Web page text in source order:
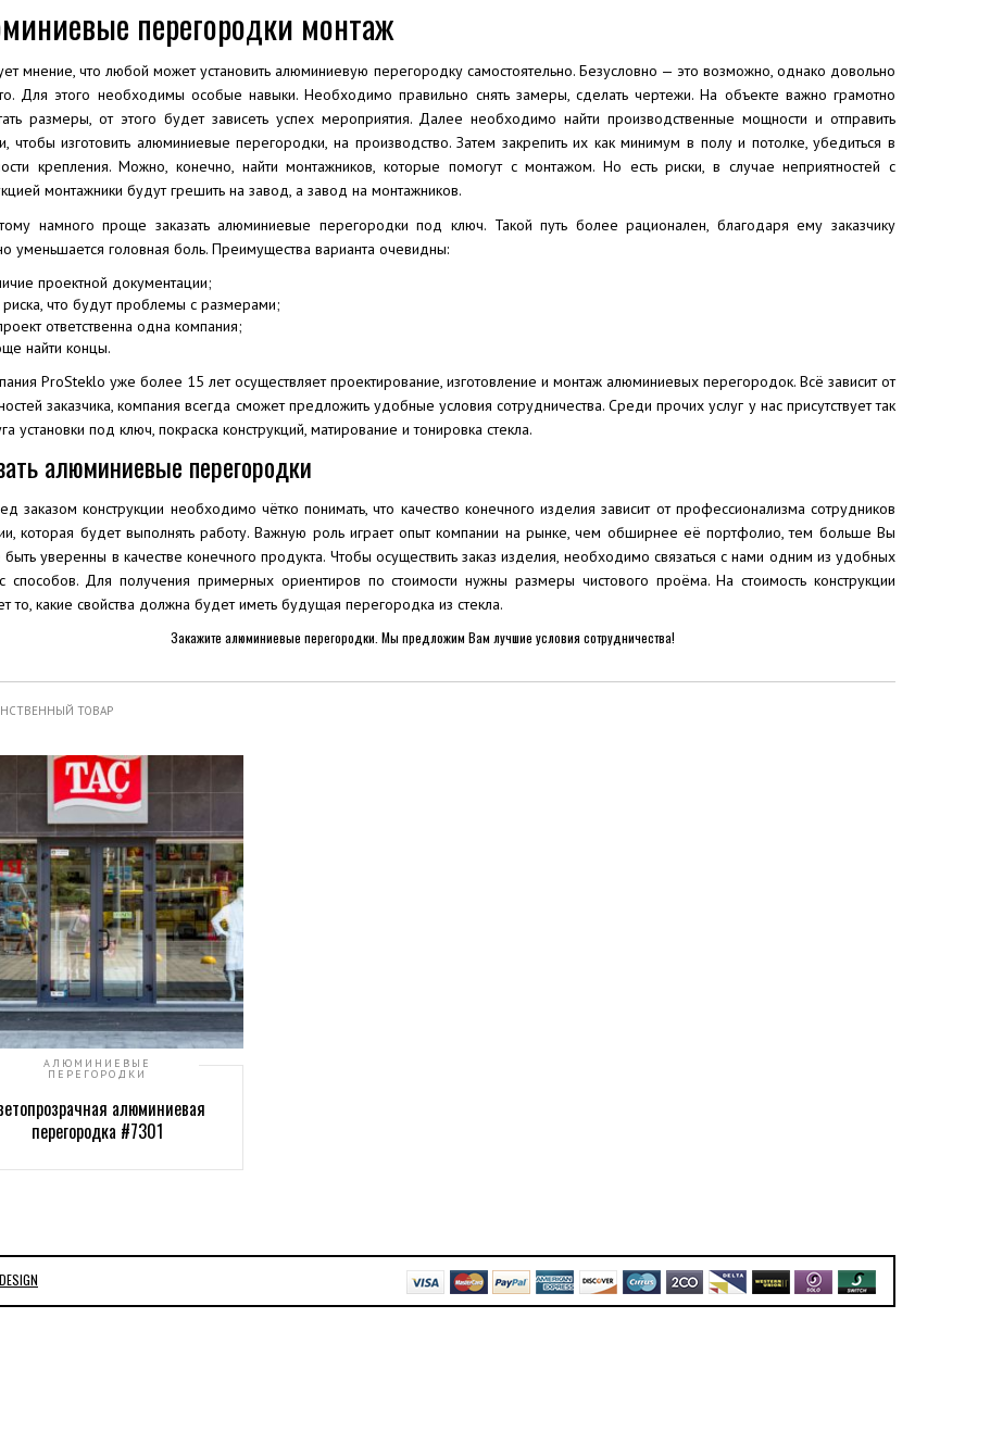
перегородки монтаж
мнение, что любой может установить алюминиевую перегородку самостоятельно. Безусловно — это возможно, однако довольно
Для этого необходимы особые навыки. Необходимо правильно снять замеры, сделать чертежи. На объекте важно грамотно
размеры, от этого будет зависеть успех мероприятия. Далее необходимо найти производственные мощности и отправить
чтобы изготовить алюминиевые перегородки, на производство. Затем закрепить их как минимум в полу и потолке, убедиться в
крепления. Можно, конечно, найти монтажников, которые помогут с монтажом. Но есть риски, в случае неприятностей с
монтажники будут грешить на завод, а завод на монтажников.
намного проще заказать алюминиевые перегородки под ключ. Такой путь более рационален, благодаря ему заказчику
уменьшается головная боль. Преимущества варианта очевидны:
проектной документации;
риска, что будут проблемы с размерами;
ответственна одна компания;
найти концы.
ProSteklo уже более 15 лет осуществляет проектирование, изготовление и монтаж алюминиевых перегородок. Всё зависит от
заказчика, компания всегда сможет предложить удобные условия сотрудничества. Среди прочих услуг у нас присутствует так
установки под ключ, покраска конструкций, матирование и тонировка стекла.
алюминиевые перегородки
заказом конструкции необходимо чётко понимать, что качество конечного изделия зависит от профессионализма сотрудников
которая будет выполнять работу. Важную роль играет опыт компании на рынке, чем обширнее её портфолио, тем больше Вы
уверенны в качестве конечного продукта. Чтобы осуществить заказ изделия, необходимо связаться с нами одним из удобных
способов. Для получения примерных ориентиров по стоимости нужны размеры чистового проёма. На стоимость конструкции
то, какие свойства должна будет иметь будущая перегородка из стекла.
Закажите алюминиевые перегородки. Мы предложим Вам лучшие условия сотрудничества!
ТОВАР
АЛЮМИНИЕВЫЕ
ПЕРЕГОРОДКИ
алюминиевая
перегородка #7301